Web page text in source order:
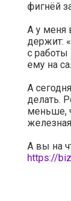
фигнёй
А у меня
держит:
с работы
ему на
А
делать.
меньше,
А вы на
https://